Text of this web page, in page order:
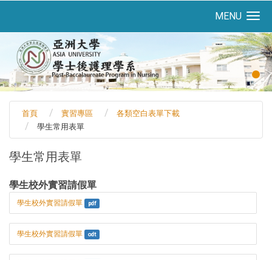
MENU
首頁 實習專區
各類空白表單下載
學生常用表單
學生常用表單
學生校外實習請假單
學生校外實習請假單 pdf
學生校外實習請假單 odt